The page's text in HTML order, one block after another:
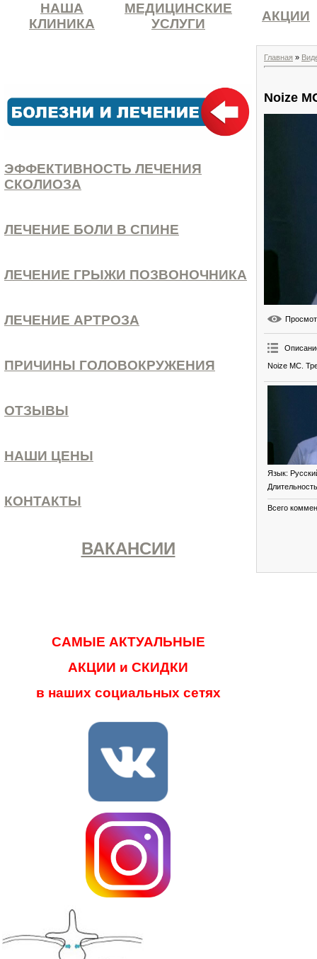
НАША
КЛИНИКА
МЕДИЦИНСКИЕ
УСЛУГИ
АКЦИИ
ЭФФЕКТИВНОСТЬ ЛЕЧЕНИЯ
СКОЛИОЗА
ЛЕЧЕНИЕ БОЛИ В СПИНЕ
ЛЕЧЕНИЕ ГРЫЖИ ПОЗВОНОЧНИКА
ЛЕЧЕНИЕ АРТРОЗА
ПРИЧИНЫ ГОЛОВОКРУЖЕНИЯ
ОТЗЫВЫ
НАШИ ЦЕНЫ
КОНТАКТЫ
ВАКАНСИИ
САМЫЕ АКТУАЛЬНЫЕ
АКЦИИ и СКИДКИ
в наших социальных сетях
Главная »
Noize
Noize MC.
Язык:
Всего